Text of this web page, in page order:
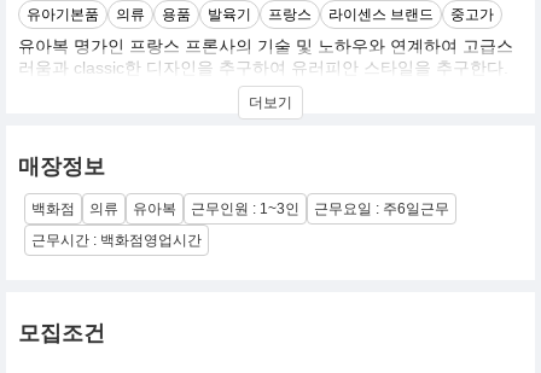
유아기본품 의류 용품 발육기 프랑스 라이센스 브랜드 중고가
유아복 명가인 프랑스 프론사의 기술 및 노하우와 연계하여 고급스
러움과 classic한 디자인을 추구하여 유러피안 스타일을 추구한다.
60여년 전통의 명품 유아 브랜드 입니다.
더보기
매장정보
백화점 의류 유아복 근무인원 : 1~3인
근무요일 : 주6일근무
근무시간 : 백화점영업시간
모집조건